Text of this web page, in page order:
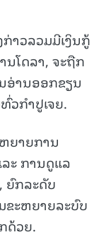
າວລວມມີເງິນກູ້
ນໂດລາ, ຈະຖືກ
ອ່ານອອກຂຽນ
ວກຳປູເຈຍ.
ຍາຍການ
ະ ການດູແລ
ຍົກລະດັບ
ຂະຫຍາຍລະບົບ
ດ້ວຍ.